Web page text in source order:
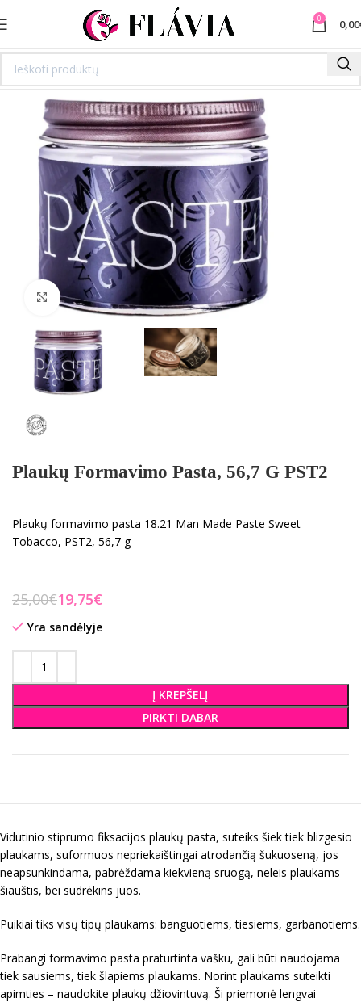
0 0,00
Spustelėkite norėdami padidinti
Plaukų Formavimo Pasta, 56,7 G PST2
Plaukų formavimo pasta 18.21 Man Made Paste Sweet
Tobacco, PST2, 56,7 g
25,00€19,75€
Yra sandėlyje
Į KREPŠELĮ
PIRKTI DABAR
Vidutinio stiprumo fiksacijos plaukų pasta, suteiks šiek tiek blizgesio
plaukams, suformuos nepriekaištingai atrodančią šukuoseną, jos
neapsunkindama, pabrėždama kiekvieną sruogą, neleis plaukams
šiauštis, bei sudrėkins juos.
Puikiai tiks visų tipų plaukams: banguotiems, tiesiems, garbanotiems.
Prabangi formavimo pasta praturtinta vašku, gali būti naudojama
tiek sausiems, tiek šlapiems plaukams. Norint plaukams suteikti
apimties – naudokite plaukų džiovintuvą. Ši priemonė lengvai